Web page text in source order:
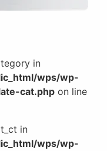
in
wps/wp-
cat.php on line
in
wps/wp-